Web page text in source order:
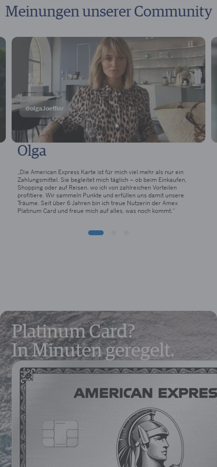
Meinungen unserer Community
@olga.loeffler
Olga
„Die American Express Karte ist für mich viel mehr als nur ein
Zahlungsmittel. Sie begleitet mich täglich – ob beim Einkaufen,
Shopping oder auf Reisen, wo ich von zahlreichen Vorteilen
profitiere. Wir sammeln Punkte und erfüllen uns damit unsere
Träume. Seit über 6 Jahren bin ich treue Nutzerin der Amex
Platinum Card und freue mich auf alles, was noch kommt.“
Platinum Card?
In Minuten geregelt.